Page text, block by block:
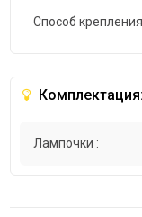
Способ
Комплектация:
Лампочки :